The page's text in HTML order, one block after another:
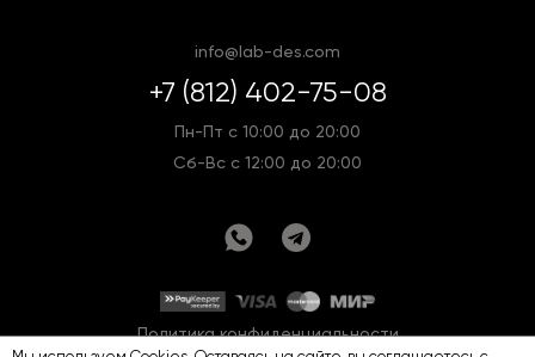
info@lab-des.com
+7 (812) 402-75-08
Пн-Пт с 10:00 до 20:00
Сб-Вс с 12:00 до 20:00
Политика конфиденциальности